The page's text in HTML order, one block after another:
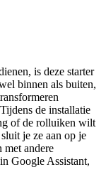
is deze starter
binnen als buiten,
de installatie
of de rolluiken wilt
je ze aan op je
met andere
Google Assistant,